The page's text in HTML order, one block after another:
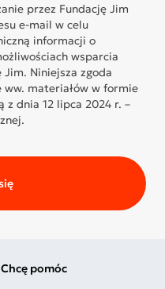
przez Fundację Jim
e-mail w celu
informacji o
wsparcia
Jim. Niniejsza zgoda
ww. materiałów w formie
z dnia 12 lipca 2024 r. –
Chcę pomóc